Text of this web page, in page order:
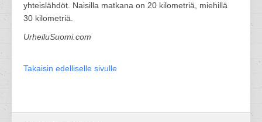
yhteislähdöt. Naisilla matkana on 20 kilometriä, miehillä
30 kilometriä.
UrheiluSuomi.com
Takaisin edelliselle sivulle